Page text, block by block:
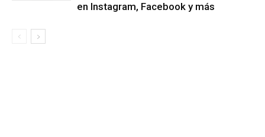
en Instagram, Facebook y más